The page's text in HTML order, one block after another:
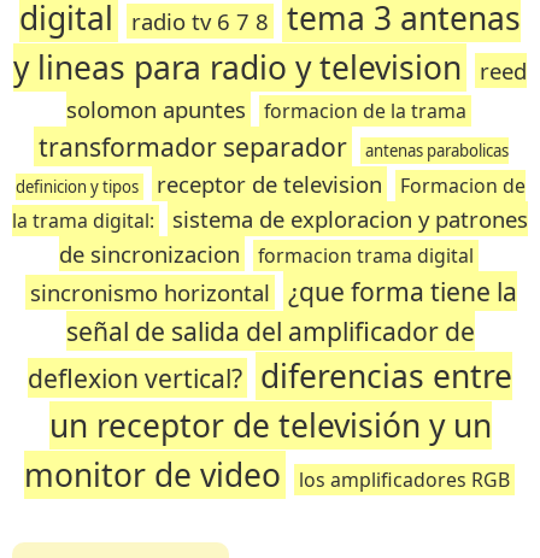
digital
radio tv 6 7 8
tema 3 antenas
y lineas para radio y television
reed
solomon apuntes
formacion de la trama
transformador separador
antenas parabolicas
definicion y tipos
receptor de television
Formacion de
la trama digital:
sistema de exploracion y patrones
de sincronizacion
formacion trama digital
sincronismo horizontal
¿que forma tiene la
señal de salida del amplificador de
deflexion vertical? diferencias entre
un receptor de televisión y un
monitor de video
los amplificadores RGB